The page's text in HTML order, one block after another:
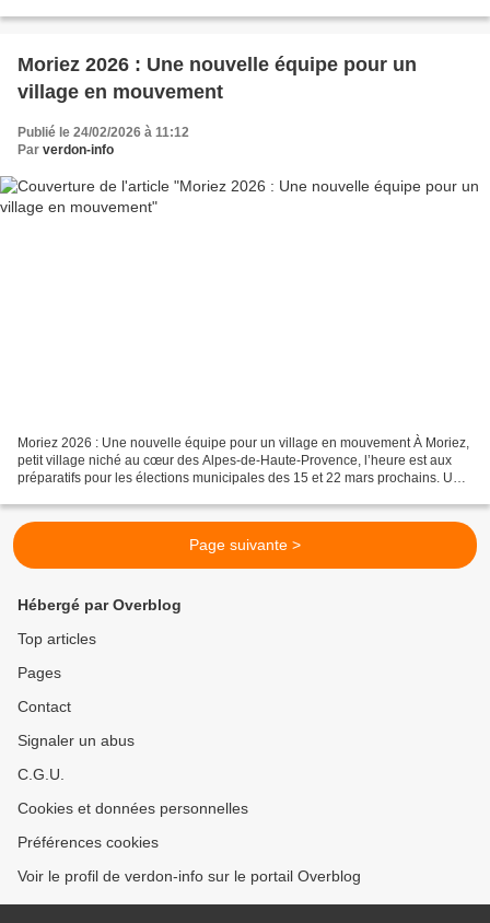
Moriez 2026 : Une nouvelle équipe pour un
village en mouvement
Publié le 24/02/2026 à 11:12
Par verdon-info
Moriez 2026 : Une nouvelle équipe pour un village en mouvement À Moriez,
petit village niché au cœur des Alpes-de-Haute-Provence, l’heure est aux
préparatifs pour les élections municipales des 15 et 22 mars prochains. Une
Page suivante >
Hébergé par Overblog
Top articles
Pages
Contact
Signaler un abus
C.G.U.
Cookies et données personnelles
Préférences cookies
Voir le profil de verdon-info sur le portail Overblog